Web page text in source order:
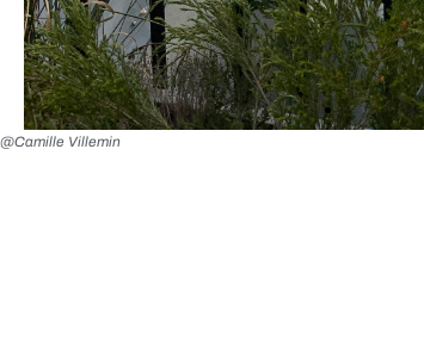
@Camille Villemin